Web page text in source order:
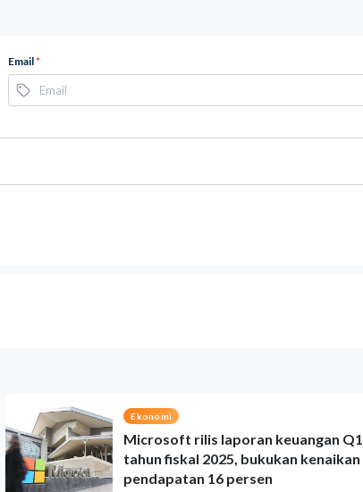
Email*
Ekonomi
Microsoft rilis laporan keuangan Q1
tahun fiskal 2025, bukukan kenaikan
pendapatan 16 persen